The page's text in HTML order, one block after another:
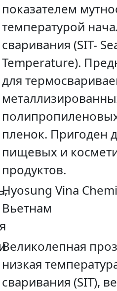
показателем
температурой
сваривания (SIT-
Temperature).
для
пленок. Пригоден
пищевых и
продуктов.
Hyosung Vina
Вьетнам
Великолепная
низкая
сваривания (SIT),